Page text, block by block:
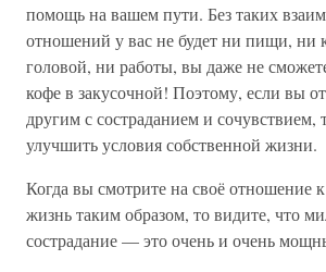
помощь на вашем пути. Без таких
отношений у вас не будет ни пищи, ни
головой, ни работы, вы даже не
кофе в закусочной! Поэтому, если вы
другим с состраданием и сочувствием,
улучшить условия собственной жизни.
Когда вы смотрите на своё отношение
жизнь таким образом, то видите, что
сострадание — это очень и очень